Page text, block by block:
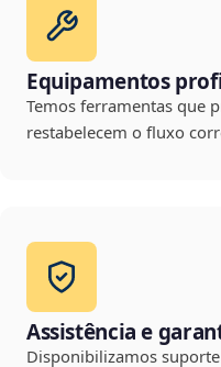
Equipamentos
Temos ferramentas que
restabelecem o fluxo
Assistência e
Disponibilizamos